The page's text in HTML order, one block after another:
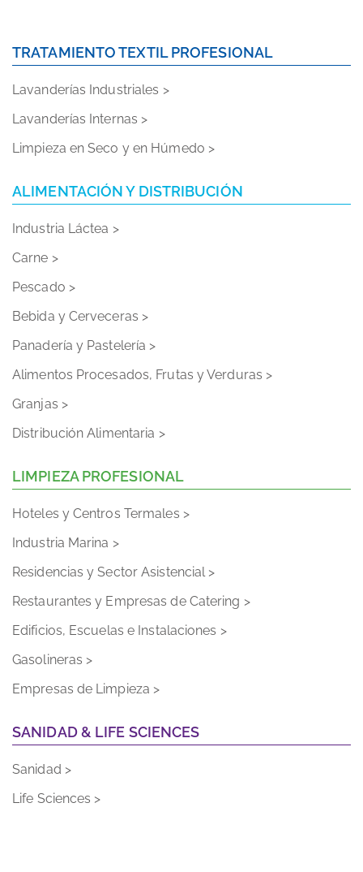
TRATAMIENTO TEXTIL PROFESIONAL
Lavanderías Industriales >
Lavanderías Internas >
Limpieza en Seco y en Húmedo >
ALIMENTACIÓN Y DISTRIBUCIÓN
Industria Láctea >
Carne >
Pescado >
Bebida y Cerveceras >
Panadería y Pastelería >
Alimentos Procesados, Frutas y Verduras >
Granjas >
Distribución Alimentaria >
LIMPIEZA PROFESIONAL
Hoteles y Centros Termales >
Industria Marina >
Residencias y Sector Asistencial >
Restaurantes y Empresas de Catering >
Edificios, Escuelas e Instalaciones >
Gasolineras >
Empresas de Limpieza >
SANIDAD & LIFE SCIENCES
Sanidad >
Life Sciences >